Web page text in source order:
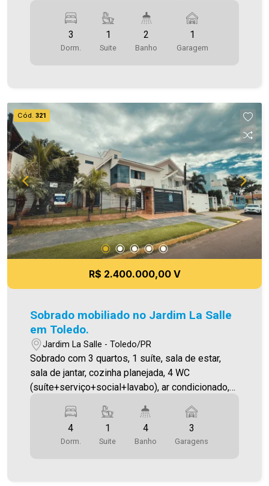
de garagem coberta, salão de festas na cobertura
do prédio e 2 sacadas. Abaixou o valor!!
Condição especial de pagamento!!
3
Dorm.
1
Suite
2
Banho
1
Garagem
Cód. 321
R$ 2.400.000,00 V
Sobrado mobiliado no Jardim La Salle
em Toledo.
Jardim La Salle - Toledo/PR
Sobrado com 3 quartos, 1 suíte, sala de estar,
sala de jantar, cozinha planejada, 4 WC
(suíte+serviço+social+lavabo), ar condicionado,
festas com churrasqueira e 3 vagas de garagem.
Possui aberturas em madeira, piso porcelanato e
madeira, teto de laje e gesso rebaixado,
4
Dorm.
1
Suite
4
Banho
3
Garagens